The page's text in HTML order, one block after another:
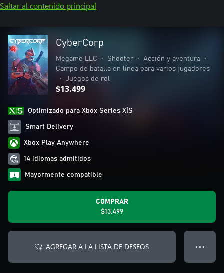
Saltar al contenido principal
CyberCorp
Megame LLC • Shooter • Acción y aventura
•
Campo de batalla en línea para varios jugadores
•
Juegos de rol
$13.499
Optimizado para Xbox Series X|S
Smart Delivery
Xbox Play Anywhere
14 idiomas admitidos
Mayormente compatible
COMPRAR
$13.499
AGREGAR A LA LISTA DE DESEOS ● ● ●